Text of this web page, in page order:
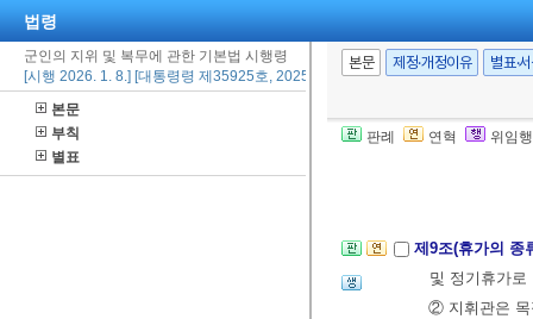
법령
군인의 지위 및 복무에 관한 기본법 시행령
[시행 2026. 1. 8.] [대통령령 제35925호, 2025. 12. 23., 일부개정]
본문
부칙
별표
본문 제정·개정이유 별표·
판례 연혁 위임
기준을 정하
은국방부장관
[본조신설
제9조(휴가의 종
및 정기휴가로
② 지휘관은 목